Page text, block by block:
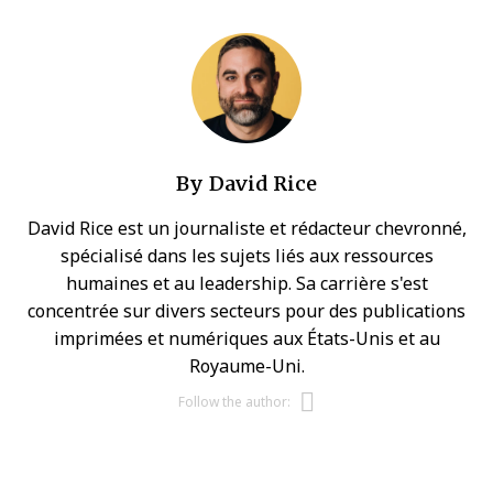
By David Rice
David Rice est un journaliste et rédacteur chevronné,
spécialisé dans les sujets liés aux ressources
humaines et au leadership. Sa carrière s'est
concentrée sur divers secteurs pour des publications
imprimées et numériques aux États-Unis et au
Royaume-Uni.
Follow the author: